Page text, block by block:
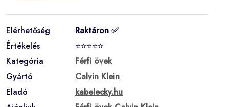
Elérhetőség
Raktáron ✅
Értékelés
⭐⭐⭐⭐⭐
Kategória
Férfi övek
Gyártó
Calvin Klein
Eladó
kabelecky.hu